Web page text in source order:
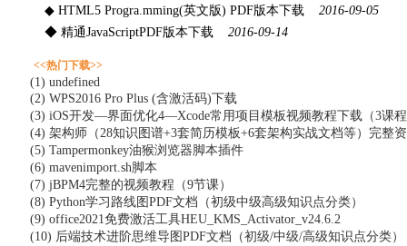
◆ HTML5 Progra.mming(英文版) PDF版本下载2016-09-05
◆ 精通JavaScriptPDF版本下载2016-09-14
<<热门下载>>
(1) undefined
(2) WPS2016 Pro Plus (含激活码)下载
(3) iOS开发—界面优化4—Xcode常用项目模板视频教程下载（3课
(4) 架构师（28知识图谱+3套简历模板+6套架构实战文档等）完整
(5) Tampermonkey油猴浏览器脚本插件
(6) mavenimport.sh脚本
(7) jBPM4完整的视频教程（9节课）
(8) Python学习路线图PDF文档（初级中级高级知识点分类）
(9) office2021免费激活工具HEU_KMS_Activator_v24.6.2
(10) 后端技术进阶思维导图PDF文档（初级/中级/高级知识点分类）